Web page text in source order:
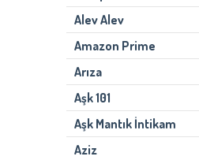
Alev Alev
Amazon Prime
Arıza
Aşk 101
Aşk Mantık İntikam
Aziz